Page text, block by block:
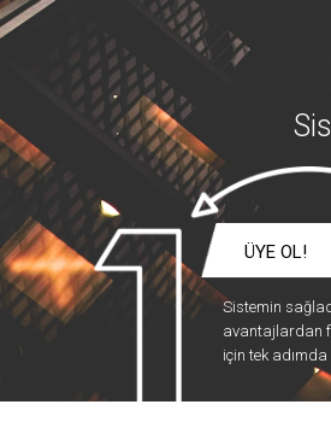
ÜYE OL!
Sistemin
avantajlardan
için tek adımda